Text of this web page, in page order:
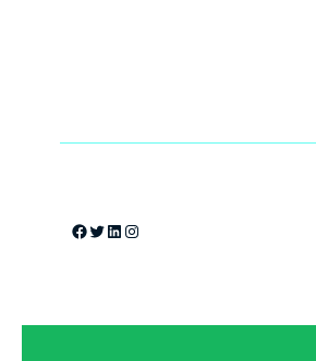
Facebook Twitter LinkedIn Instagram